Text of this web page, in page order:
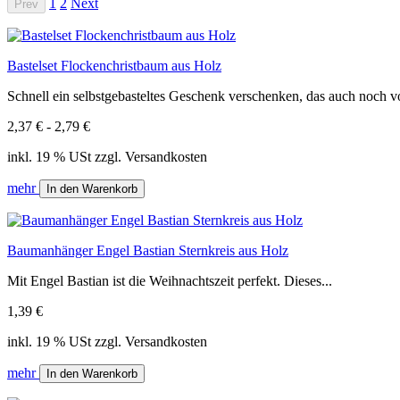
Prev
Bastelset Flockenchristbaum aus Holz
Schnell ein selbstgebasteltes Geschenk verschenken, das auch noch
2,37 € - 2,79 €
inkl. 19 % USt zzgl. Versandkosten
mehr In den Warenkorb
Baumanhänger Engel Bastian Sternkreis aus Holz
Mit Engel Bastian ist die Weihnachtszeit perfekt. Dieses...
1,39 €
inkl. 19 % USt zzgl. Versandkosten
mehr In den Warenkorb